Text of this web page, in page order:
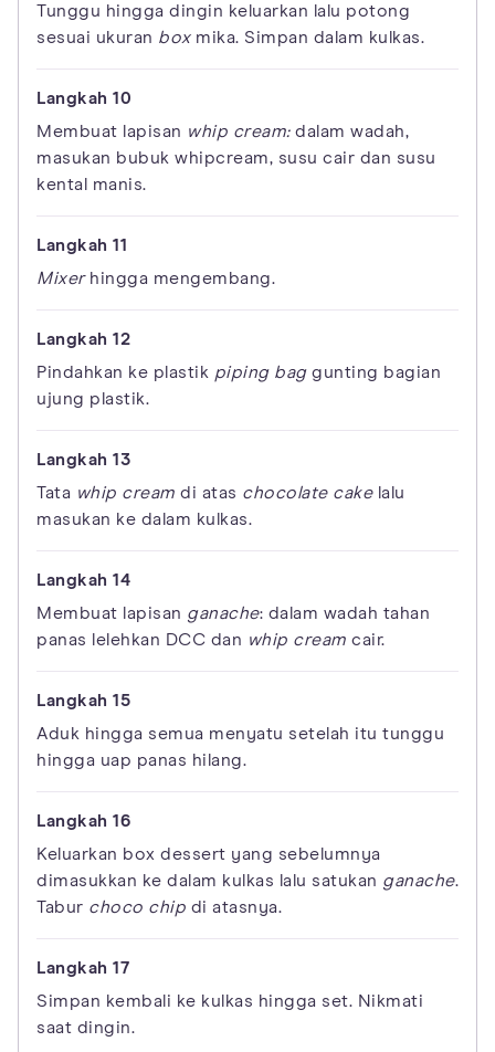
Tunggu hingga dingin keluarkan lalu potong
sesuai ukuran boxmika. Simpan dalam kulkas.
Membuat lapisan whip cream:dalam wadah,
masukan bubuk whipcream, susu cair dan susu
kental manis.
Mixerhingga mengembang.
Pindahkan ke plastik piping baggunting bagian
ujung plastik.
Tata whip cream di atas chocolate cakelalu
masukan ke dalam kulkas.
Membuat lapisan ganache: dalam wadah tahan
panas lelehkan DCC dan whip cream cair.
Aduk hingga semua menyatu setelah itu tunggu
hingga uap panas hilang.
Keluarkan box dessert yang sebelumnya
dimasukkan ke dalam kulkas lalu satukan ganache.
Tabur choco chip di atasnya.
Simpan kembali ke kulkas hingga set. Nikmati
saat dingin.